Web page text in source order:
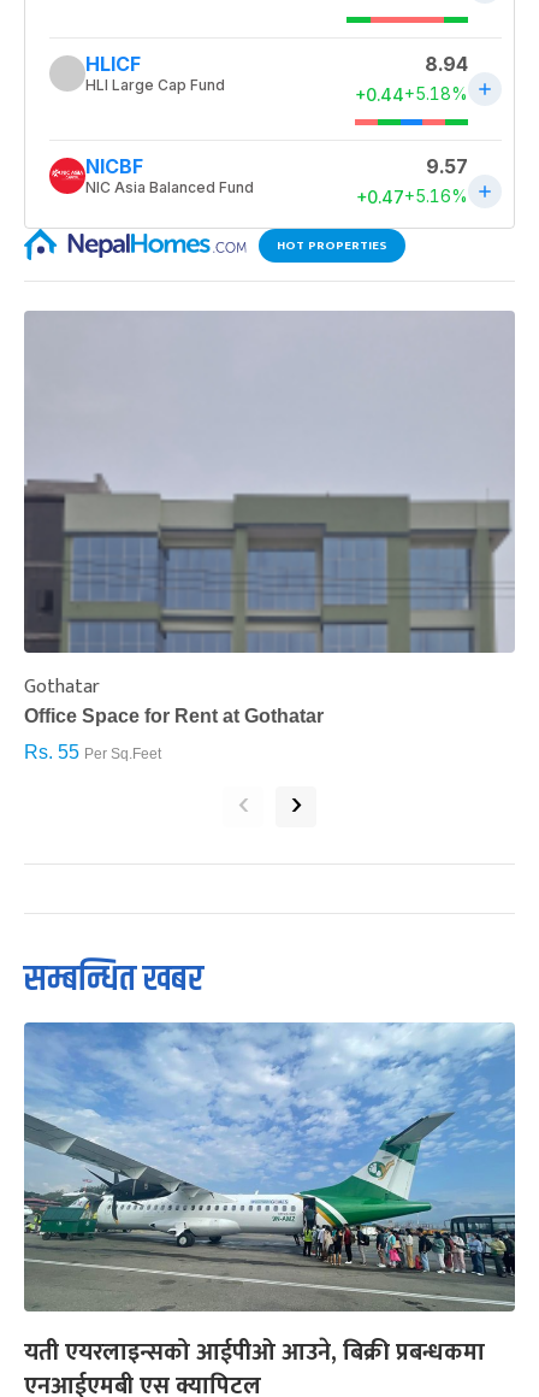
HOT PROPERTIES
Gothatar
Office Space for Rent at Gothatar
Rs. 55 Per Sq.Feet
‹ ›
सम्बन्धित खबर
यती एयरलाइन्सको आईपीओ आउने, बिक्री प्रबन्धकमा
एनआईएमबी एस क्यापिटल